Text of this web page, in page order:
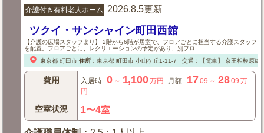
介護付き有料老人ホーム 2026.8.5更新
ツクイ・サンシャイン町田西館
【介護の広場スタッフより】 2階から6階が居室で、フロアごとに担当する介護スタッフ
を配置。フロアごとに、レクリエーションの予定があり、別フロ...
東京都 町田市 住所： 東京都 町田市小山ケ丘1-11-7 交通：【電車】 京王相模原線
費用 入居時 0～ 1,100万円 月額 17.09 ～ 28.09 万
円
空室状況 1〜4室